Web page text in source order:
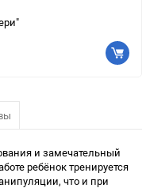
и замечательный
ребёнок тренируется
что и при